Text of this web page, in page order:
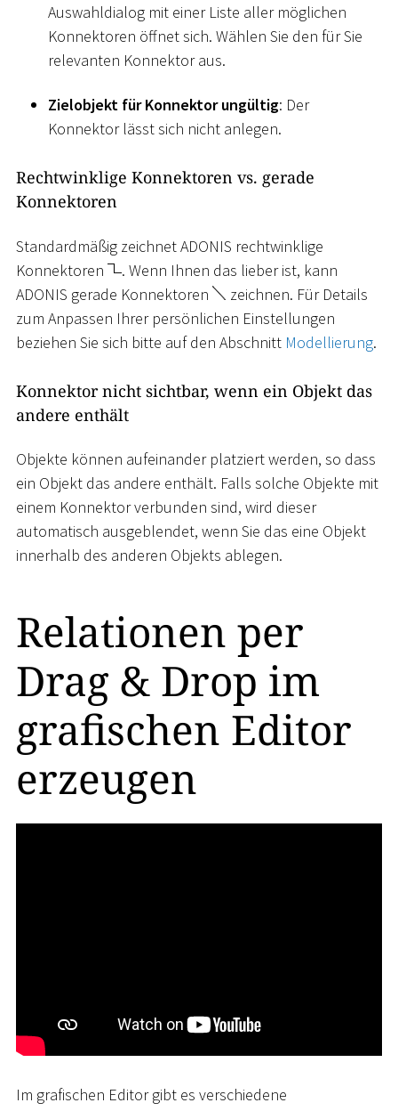
Auswahldialog mit einer Liste aller möglichen
Konnektoren öffnet sich. Wählen Sie den für Sie
relevanten Konnektor aus.
Zielobjekt für Konnektor ungültig: Der
Konnektor lässt sich nicht anlegen.
Rechtwinklige Konnektoren vs. gerade
Konnektoren
Standardmäßig zeichnet ADONIS rechtwinklige
Konnektoren
. Wenn Ihnen das lieber ist, kann
ADONIS gerade Konnektoren
zeichnen. Für Details
zum Anpassen Ihrer persönlichen Einstellungen
beziehen Sie sich bitte auf den Abschnitt Modellierung.
Konnektor nicht sichtbar, wenn ein Objekt das
andere enthält
Objekte können aufeinander platziert werden, so dass
ein Objekt das andere enthält. Falls solche Objekte mit
einem Konnektor verbunden sind, wird dieser
automatisch ausgeblendet, wenn Sie das eine Objekt
innerhalb des anderen Objekts ablegen.
Relationen per
Drag & Drop im
grafischen Editor
erzeugen
Im grafischen Editor gibt es verschiedene